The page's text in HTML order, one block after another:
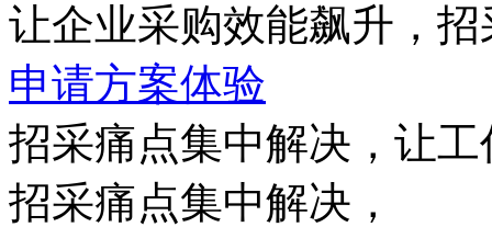
让企业采购效能飙升，招
申请方案体验
招采痛点集中解决，让工
招采痛点集中解决，